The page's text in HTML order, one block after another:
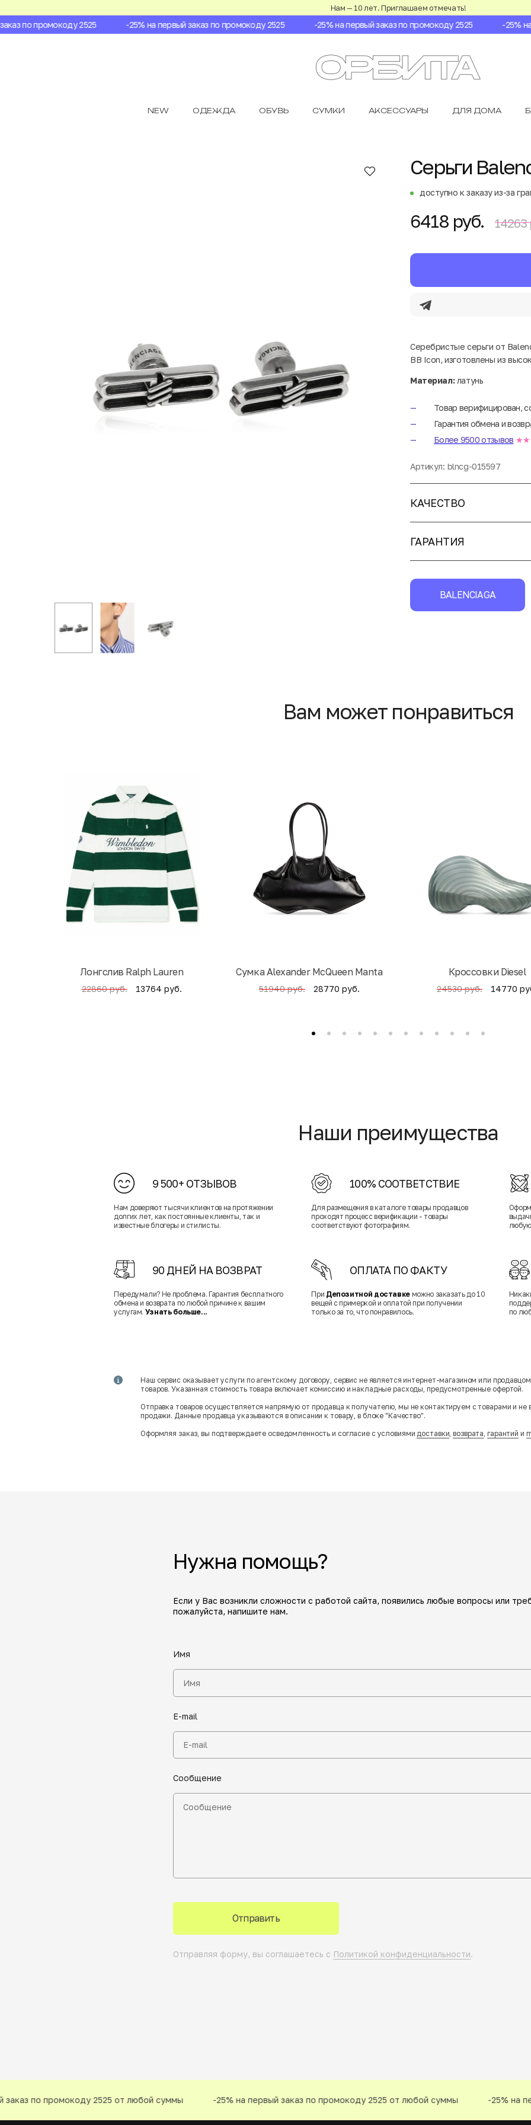
Нам — 10 лет. Приглашаем отмечать!
по промокоду 2525 -25% на первый заказ по промокоду 2525 -25% на первый заказ по промокоду 2525 -25% на
NEW ОДЕЖДА ОБУВЬ СУМКИ АКСЕССУАРЫ ДЛЯ ДОМА
Серьги
доступно к заказу из-за
6418 руб. 14263
Серебристые серьги от
BB Icon, изготовлены из
Материал:латунь
Товар верифицирован,
Гарантия обмена и
Более 9500 отзывов
Артикул: blncg-015597
КАЧЕСТВО
ГАРАНТИЯ
BALENCIAGA
Вам может понравиться
Лонгслив Ralph Lauren
22860 руб. 13764 руб.
Cумка Alexander McQueen Manta
51940 руб. 28770 руб.
Кроссовки Diesel
24530 руб. 14770
Наши преимущества
9 500+ ОТЗЫВОВ
Нам доверяют тысячи клиентов на протяжении
долгих лет, как постоянные клиенты, так и
известные блогеры и стилисты.
100% СООТВЕТСТВИЕ
Для размещения в каталоге товары продавцов
проходят процесс верификации - товары
соответствуют фотографиям.
90 ДНЕЙ НА ВОЗВРАТ
Передумали? Не проблема. Гарантия бесплатного
обмена и возврата по любой причине к вашим
услугам. Узнать больше...
ОПЛАТА ПО ФАКТУ
При Депозитной доставке можно заказать до 10
вещей с примеркой и оплатой при получении
только за то, что понравилось.
по
Наш сервис оказывает услуги по агентскому договору, сервис не является интернет-магазином или
товаров. Указанная стоимость товара включает комиссию и накладные расходы, предусмотренные офертой.
Отправка товаров осуществляется напрямую от продавца к получателю, мы не контактируем с товарами и не
продажи. Данные продавца указываются в описании к товару, в блоке "Качество".
Оформляя заказ, вы подтверждаете осведомленность и согласие с условиямидоставки,возврата, гарантий и
Нужна помощь?
Если у Вас возникли сложности с работой сайта, появились любые вопросы или
пожалуйста, напишите нам.
Имя
E-mail
Сообщение
Отправить
Отправляя форму, вы соглашаетесь с Политикой конфиденциальности.
по промокоду 2525 от любой суммы -25% на первый заказ по промокоду 2525 от любой суммы -25% на